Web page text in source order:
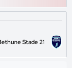
Stade 21